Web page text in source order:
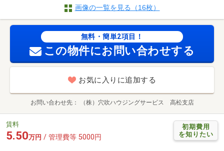
画像の一覧を見る（16枚）
無料・簡単2項目！
この物件にお問い合わせする
お気に入りに追加する
お問い合わせ先 （株）穴吹ハウジングサービス 高松支店
初期費用
を知りたい
賃料
5.50万円 / 管理費等 5000円